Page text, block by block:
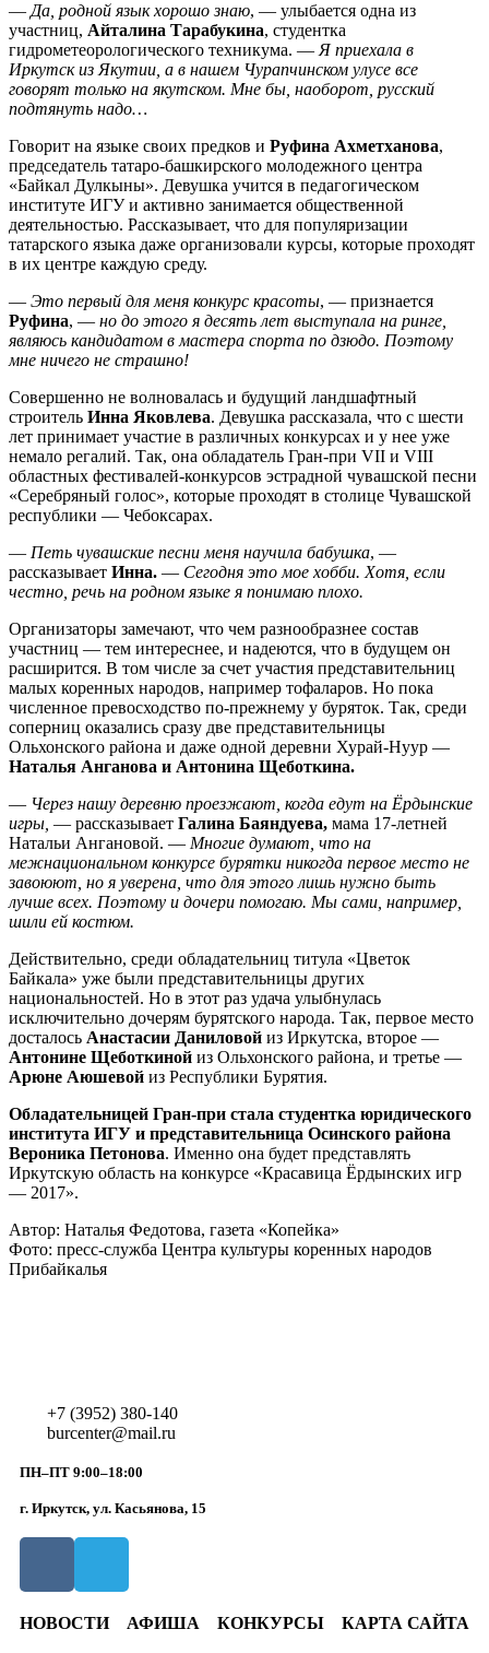
— Да, родной язык хорошо знаю, — улыбается одна из
участниц, Айталина Тарабукина, студентка
гидрометеорологического техникума. — Я приехала в
Иркутск из Якутии, а в нашем Чурапчинском улусе все
говорят только на якутском. Мне бы, наоборот, русский
подтянуть надо…
Говорит на языке своих предков и Руфина Ахметханова,
председатель татаро-башкирского молодежного центра
«Байкал Дулкыны». Девушка учится в педагогическом
институте ИГУ и активно занимается общественной
деятельностью. Рассказывает, что для популяризации
татарского языка даже организовали курсы, которые проходят
в их центре каждую среду.
— Это первый для меня конкурс красоты, — признается
Руфина, — но до этого я десять лет выступала на ринге,
являюсь кандидатом в мастера спорта по дзюдо. Поэтому
мне ничего не страшно!
Совершенно не волновалась и будущий ландшафтный
строитель Инна Яковлева. Девушка рассказала, что с шести
лет принимает участие в различных конкурсах и у нее уже
немало регалий. Так, она обладатель Гран-при VII и VIII
областных фестивалей-конкурсов эстрадной чувашской песни
«Серебряный голос», которые проходят в столице Чувашской
республики — Чебоксарах.
— Петь чувашские песни меня научила бабушка, —
рассказывает Инна. — Сегодня это мое хобби. Хотя, если
честно, речь на родном языке я понимаю плохо.
Организаторы замечают, что чем разнообразнее состав
участниц — тем интереснее, и надеются, что в будущем он
расширится. В том числе за счет участия представительниц
малых коренных народов, например тофаларов. Но пока
численное превосходство по-прежнему у буряток. Так, среди
соперниц оказались сразу две представительницы
Ольхонского района и даже одной деревни Хурай-Нуур —
Наталья Анганова и Антонина Щеботкина.
— Через нашу деревню проезжают, когда едут на Ёрдынские
игры, — рассказывает Галина Баяндуева, мама 17-летней
Натальи Ангановой. — Многие думают, что на
межнациональном конкурсе бурятки никогда первое место не
завоюют, но я уверена, что для этого лишь нужно быть
лучше всех. Поэтому и дочери помогаю. Мы сами, например,
шили ей костюм.
Действительно, среди обладательниц титула «Цветок
Байкала» уже были представительницы других
национальностей. Но в этот раз удача улыбнулась
исключительно дочерям бурятского народа. Так, первое место
досталось Анастасии Даниловой из Иркутска, второе —
Антонине Щеботкиной из Ольхонского района, и третье —
Арюне Аюшевой из Республики Бурятия.
Обладательницей Гран-при стала студентка юридического
института ИГУ и представительница Осинского района
Вероника Петонова. Именно она будет представлять
Иркутскую область на конкурсе «Красавица Ёрдынских игр
— 2017».
Автор: Наталья Федотова, газета «Копейка»
Фото: пресс-служба Центра культуры коренных народов
Прибайкалья
+7 (3952) 380-140
burcenter@mail.ru
ПН–ПТ 9:00–18:00
г. Иркутск, ул. Касьянова, 15
НОВОСТИ АФИША КОНКУРСЫ КАРТА САЙТА